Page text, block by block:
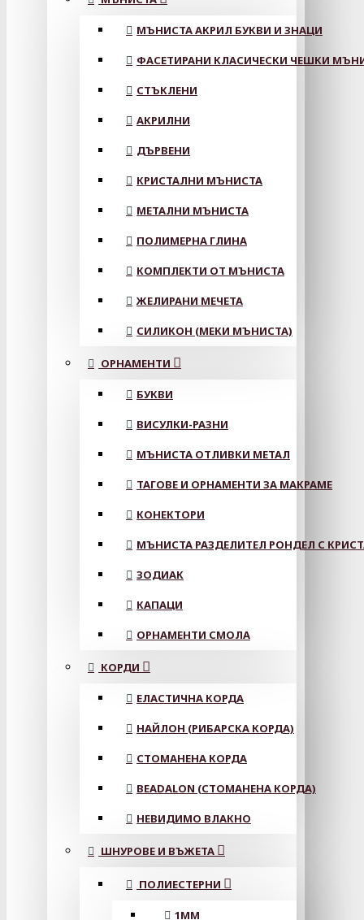
МЪНИСТА АКРИЛ БУКВИ И ЗНАЦИ
ФАСЕТИРАНИ КЛАСИЧЕСКИ ЧЕШКИ
СТЪКЛЕНИ
АКРИЛНИ
ДЪРВЕНИ
КРИСТАЛНИ МЪНИСТА
МЕТАЛНИ МЪНИСТА
ПОЛИМЕРНА ГЛИНА
КОМПЛЕКТИ ОТ МЪНИСТА
ЖЕЛИРАНИ МЕЧЕТА
СИЛИКОН (МЕКИ МЪНИСТА)
ОРНАМЕНТИ
БУКВИ
ВИСУЛКИ-РАЗНИ
МЪНИСТА ОТЛИВКИ МЕТАЛ
ТАГОВЕ И ОРНАМЕНТИ ЗА МАКРАМЕ
КОНЕКТОРИ
МЪНИСТА РАЗДЕЛИТЕЛ РОНДЕЛ С
ЗОДИАК
КАПАЦИ
ОРНАМЕНТИ СМОЛА
КОРДИ
ЕЛАСТИЧНА КОРДА
НАЙЛОН (РИБАРСКА КОРДА)
СТОМАНЕНА КОРДА
BEADALON (СТОМАНЕНА КОРДА)
НЕВИДИМО ВЛАКНО
ШНУРОВЕ И ВЪЖЕТА
ПОЛИЕСТЕРНИ
1ММ